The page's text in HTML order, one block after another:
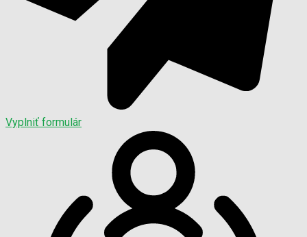
Vyplniť formulár